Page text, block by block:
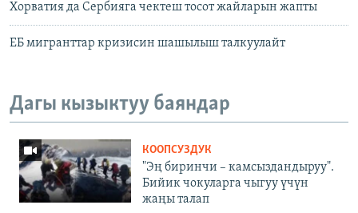
Хорватия да Сербияга чектеш тосот жайларын жапты
ЕБ мигранттар кризисин шашылыш талкуулайт
Дагы кызыктуу баяндар
КООПСУЗДУК
"Эң биринчи – камсыздандыруу".
Бийик чокуларга чыгуу үчүн
жаңы талап